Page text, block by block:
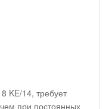
KE/14, требует
при постоянных